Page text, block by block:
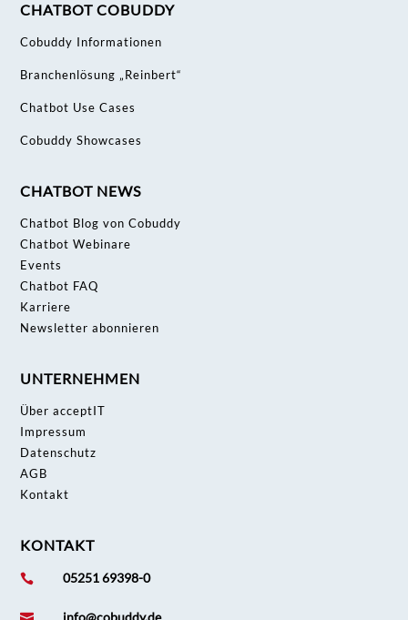
CHATBOT COBUDDY
Cobuddy Informationen
Branchenlösung „Reinbert“
Chatbot Use Cases
Cobuddy Showcases
CHATBOT NEWS
Chatbot Blog von Cobuddy
Chatbot Webinare
Events
Chatbot FAQ
Karriere
Newsletter abonnieren
UNTERNEHMEN
Über acceptIT
Impressum
Datenschutz
AGB
Kontakt
KONTAKT
 05251 69398-0